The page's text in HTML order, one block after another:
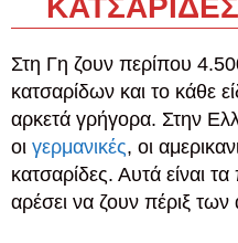
Στη Γη ζουν περίπου
κατσαρίδων και το κάθε
αρκετά γρήγορα. Στην
οι γερμανικές, οι
κατσαρίδες. Αυτά είναι
αρέσει να ζουν πέριξ